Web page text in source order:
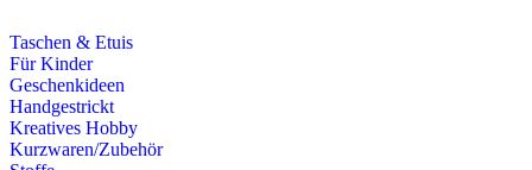
Taschen & Etuis
Für Kinder
Geschenkideen
Handgestrickt
Kreatives Hobby
Kurzwaren/Zubehör